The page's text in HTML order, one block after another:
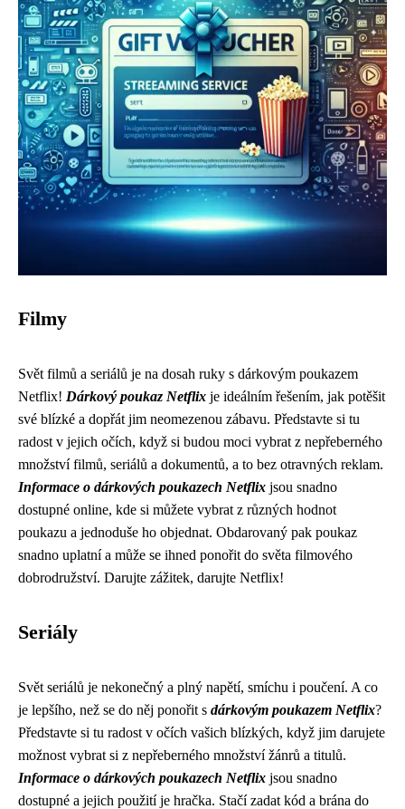
Filmy
Svět filmů a seriálů je na dosah ruky s dárkovým poukazem
Netflix! Dárkový poukaz Netflix je ideálním řešením, jak potěšit
své blízké a dopřát jim neomezenou zábavu. Představte si tu
radost v jejich očích, když si budou moci vybrat z nepřeberného
množství filmů, seriálů a dokumentů, a to bez otravných reklam.
Informace o dárkových poukazech Netflix jsou snadno
dostupné online, kde si můžete vybrat z různých hodnot
poukazu a jednoduše ho objednat. Obdarovaný pak poukaz
snadno uplatní a může se ihned ponořit do světa filmového
dobrodružství. Darujte zážitek, darujte Netflix!
Seriály
Svět seriálů je nekonečný a plný napětí, smíchu i poučení. A co
je lepšího, než se do něj ponořit s dárkovým poukazem Netflix?
Představte si tu radost v očích vašich blízkých, když jim darujete
možnost vybrat si z nepřeberného množství žánrů a titulů.
Informace o dárkových poukazech Netflix jsou snadno
dostupné a jejich použití je hračka. Stačí zadat kód a brána do